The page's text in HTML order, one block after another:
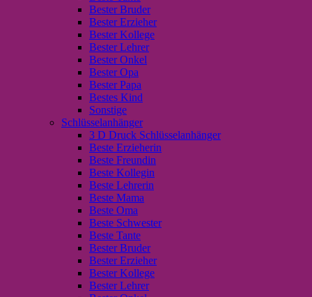
Bester Bruder
Bester Erzieher
Bester Kollege
Bester Lehrer
Bester Onkel
Bester Opa
Bester Papa
Bestes Kind
Sonstige
Schlüsselanhänger
3 D Druck Schlüsselanhänger
Beste Erzieherin
Beste Freundin
Beste Kollegin
Beste Lehrerin
Beste Mama
Beste Oma
Beste Schwester
Beste Tante
Bester Bruder
Bester Erzieher
Bester Kollege
Bester Lehrer